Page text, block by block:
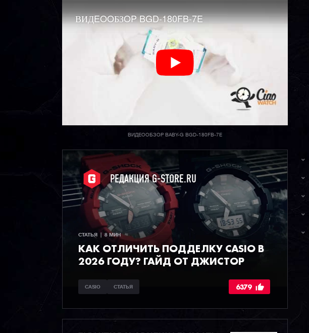
ВИДEOOБЗOP BGD-180FB-7E
ВИДЕООБЗОР BABY-G BGD-180FB-7E
РЕДАКЦИЯ G-STORE.RU
СТАТЬЯ  |  8 МИН
КАК ОТЛИЧИТЬ ПОДДЕЛКУ CASIO В
2026 ГОДУ? ГАЙД ОТ ДЖИСТОР
CASIO СТАТЬЯ 6379